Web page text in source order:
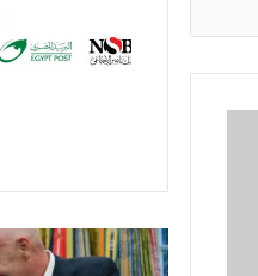
ت
ر